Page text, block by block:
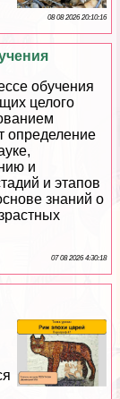
08 08 2026 20:10:16
обучения
целого
определение
и
и этапов
знаний о
07 08 2026 4:30:18